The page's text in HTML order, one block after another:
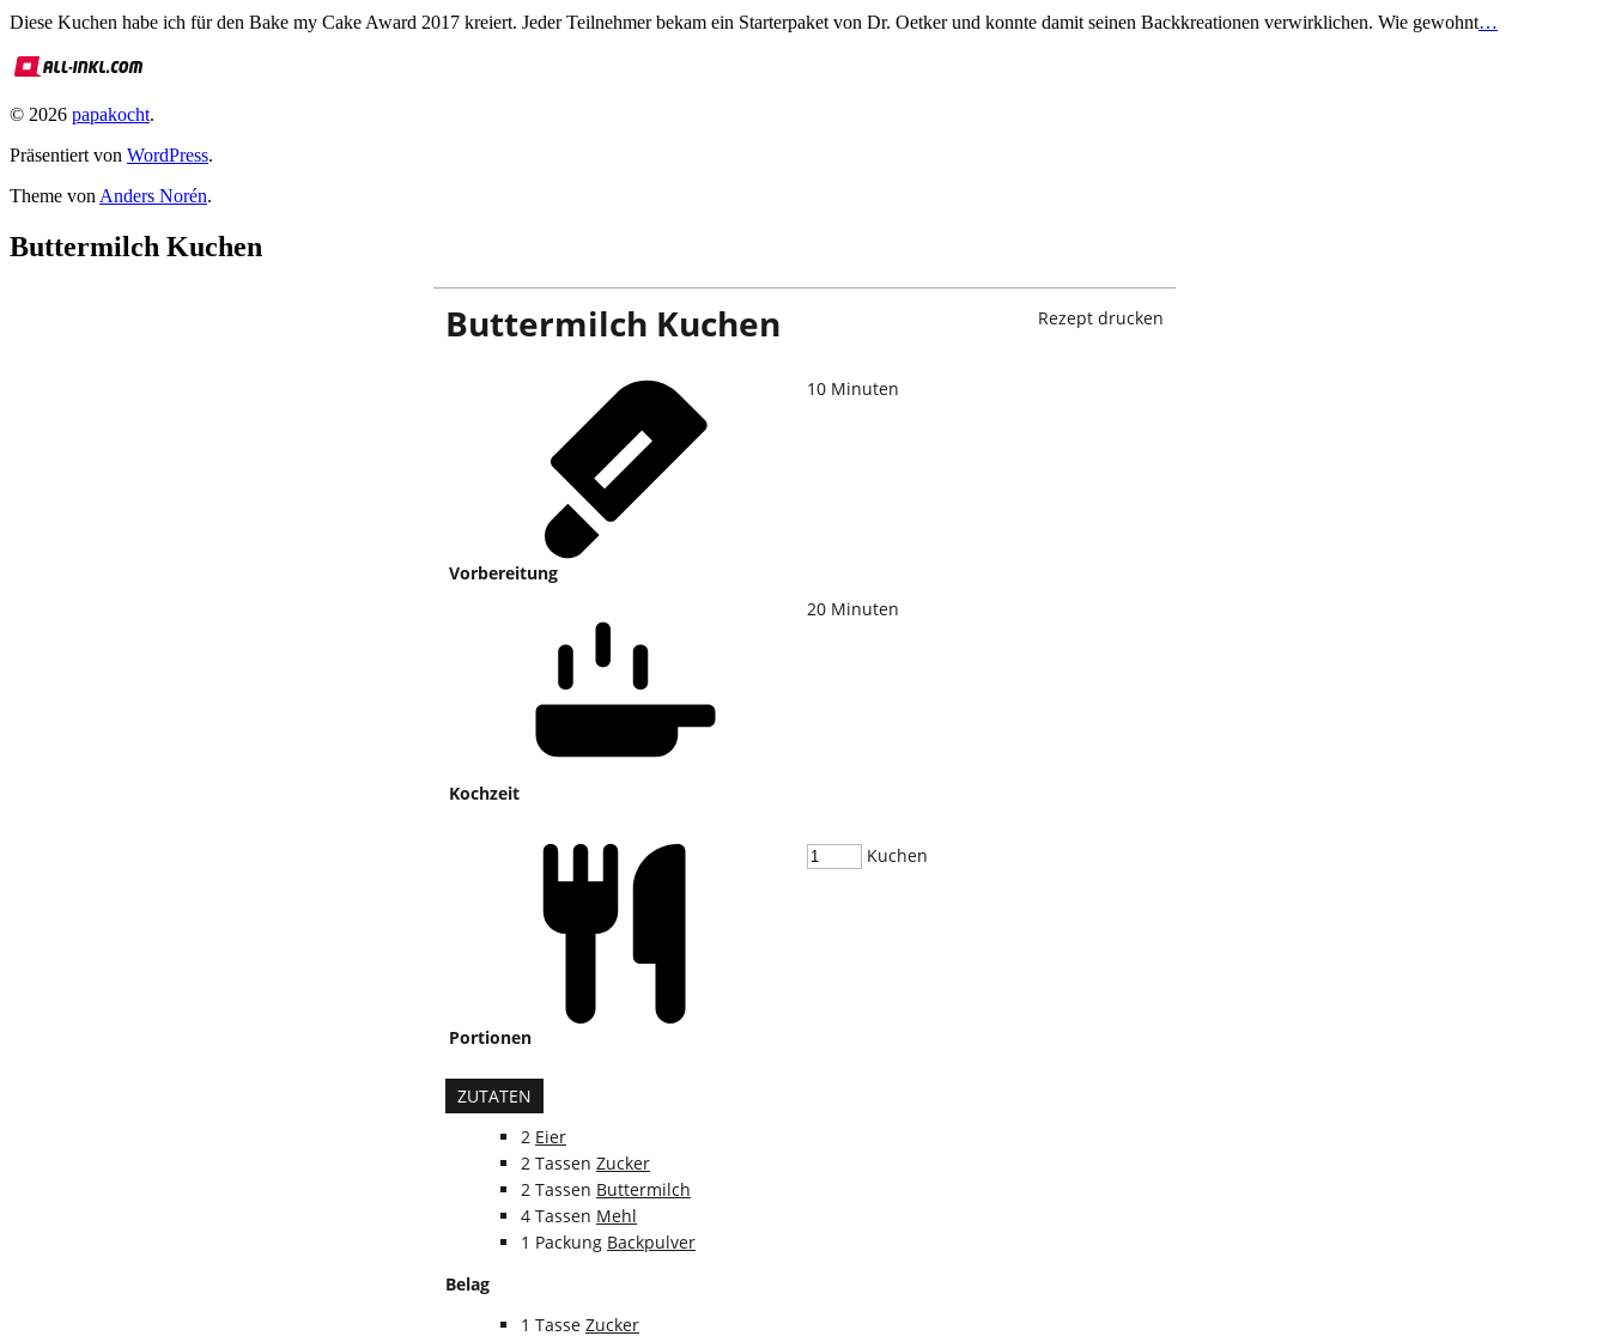
Diese Kuchen habe ich für den Bake my Cake Award 2017 kreiert. Jeder Teilnehmer bekam ein Starterpaket von Dr. Oetker und konnte damit seinen Backkreationen verwirklichen. Wie gewohnt…
© 2026 papakocht.
Präsentiert von WordPress.
Theme vonAnders Norén.
Buttermilch Kuchen
Rezept drucken
Buttermilch Kuchen
Vorbereitung
10 Minuten
Kochzeit
20 Minuten
Portionen
Kuchen
ZUTATEN
2 Eier
2 Tassen Zucker
2 Tassen Buttermilch
4 Tassen Mehl
1 Packung Backpulver
Belag
1 Tasse Zucker